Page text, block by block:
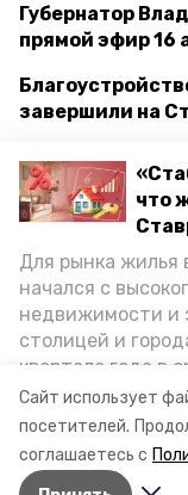
Сайт использует
посетителей.
соглашаетесь с
что
Для рынка жилья
начался с
недвижимости и
столицей и
квартале года в
городах и
первичку и
стройки
прогнозы о
Губернатор
прямой эфир 16
завершили на
самым крупным
предгорный округ
формирование
парк в станице